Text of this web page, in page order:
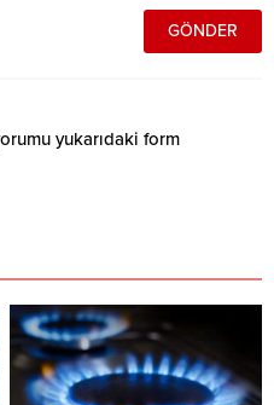
yukarıdaki form